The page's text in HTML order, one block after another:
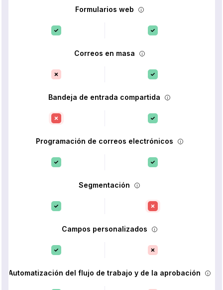
Formularios web
Correos en masa
Bandeja de entrada compartida
Programación de correos electrónicos
Segmentación
Campos personalizados
Automatización del flujo de trabajo y de la aprobación